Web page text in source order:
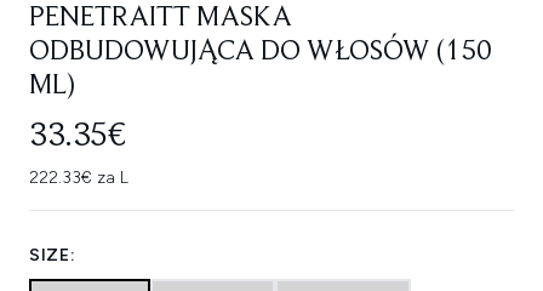
PENETRAITT MASKA
ODBUDOWUJĄCA DO WŁOSÓW (150
ML)
33.35€
222.33€ za L
SIZE: